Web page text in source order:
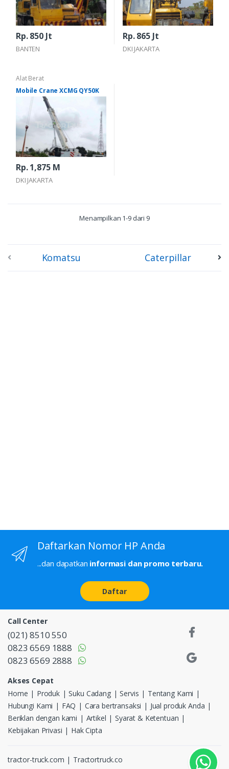
Rp. 850 Jt
BANTEN
Rp. 865 Jt
DKI JAKARTA
Alat Berat
Mobile Crane XCMG QY50K
Rp. 1,875 M
DKI JAKARTA
Menampilkan 1-9 dari 9
Komatsu Caterpillar
Daftarkan Nomor HP Anda
...dan dapatkan informasi dan promo terbaru.
Daftar
Call Center
(021) 8510 550
0823 6569 1888
0823 6569 2888
Akses Cepat
Home
Produk Suku Cadang Servis
Tentang Kami
Hubungi Kami
FAQ Cara bertransaksi
Jual produk Anda
Beriklan dengan kami
Artikel
Syarat & Ketentuan
Kebijakan Privasi
Hak Cipta
tractor-truck.com Tractortruck.co